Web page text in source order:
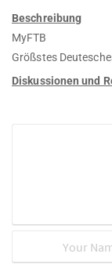
Beschreibung
MyFTB
Größstes
Diskussionen und